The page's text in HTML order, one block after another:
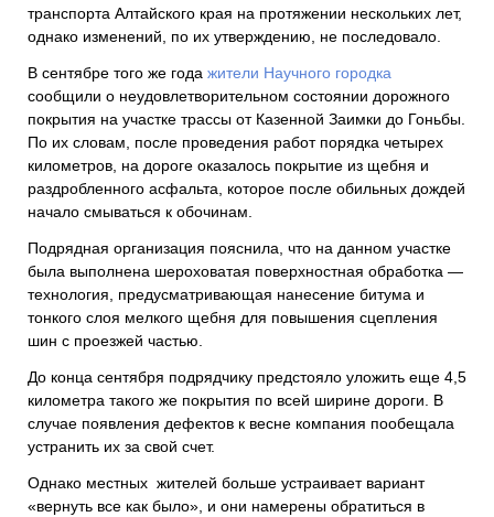
транспорта Алтайского края на протяжении нескольких лет,
однако изменений, по их утверждению, не последовало.
В сентябре того же года жители Научного городка
сообщили о неудовлетворительном состоянии дорожного
покрытия на участке трассы от Казенной Заимки до Гоньбы.
По их словам, после проведения работ порядка четырех
километров, на дороге оказалось покрытие из щебня и
раздробленного асфальта, которое после обильных дождей
начало смываться к обочинам.
Подрядная организация пояснила, что на данном участке
была выполнена шероховатая поверхностная обработка —
технология, предусматривающая нанесение битума и
тонкого слоя мелкого щебня для повышения сцепления
шин с проезжей частью.
До конца сентября подрядчику предстояло уложить еще 4,5
километра такого же покрытия по всей ширине дороги. В
случае появления дефектов к весне компания пообещала
устранить их за свой счет.
Однако местных жителей больше устраивает вариант
«вернуть все как было», и они намерены обратиться в